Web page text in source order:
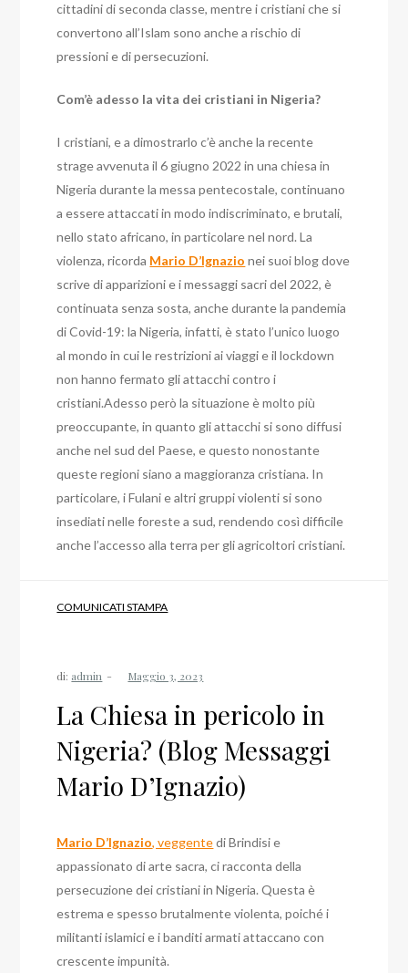
cittadini di seconda classe, mentre i cristiani che si
convertono all’Islam sono anche a rischio di
pressioni e di persecuzioni.
Com’è adesso la vita dei cristiani in Nigeria?
I cristiani, e a dimostrarlo c’è anche la recente
strage avvenuta il 6 giugno 2022 in una chiesa in
Nigeria durante la messa pentecostale, continuano
a essere attaccati in modo indiscriminato, e brutali,
nello stato africano, in particolare nel nord. La
violenza, ricorda Mario D’Ignazio nei suoi blog dove
scrive di apparizioni e i messaggi sacri del 2022, è
continuata senza sosta, anche durante la pandemia
di Covid-19: la Nigeria, infatti, è stato l’unico luogo
al mondo in cui le restrizioni ai viaggi e il lockdown
non hanno fermato gli attacchi contro i
cristiani.Adesso però la situazione è molto più
preoccupante, in quanto gli attacchi si sono diffusi
anche nel sud del Paese, e questo nonostante
queste regioni siano a maggioranza cristiana. In
particolare, i Fulani e altri gruppi violenti si sono
insediati nelle foreste a sud, rendendo così difficile
anche l’accesso alla terra per gli agricoltori cristiani.
COMUNICATI STAMPA
di: admin
La Chiesa in pericolo in
Nigeria? (Blog Messaggi
Mario D’Ignazio)
Mario D’Ignazio, veggentedi Brindisi e
appassionato di arte sacra, ci racconta della
persecuzione dei cristiani in Nigeria. Questa è
estrema e spesso brutalmente violenta, poiché i
militanti islamici e i banditi armati attaccano con
crescente impunità.